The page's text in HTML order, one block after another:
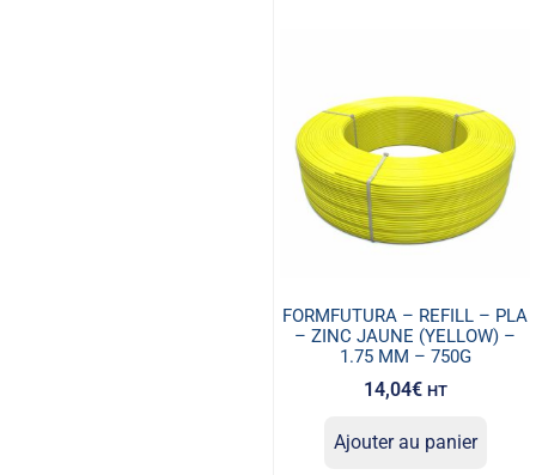
FORMFUTURA – REFILL – PLA
– ZINC JAUNE (YELLOW) –
1.75 MM – 750G
14,04€ HT
Ajouter au panier